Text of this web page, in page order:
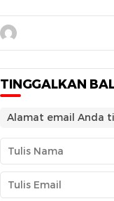
TINGGALKAN
Alamat email Anda